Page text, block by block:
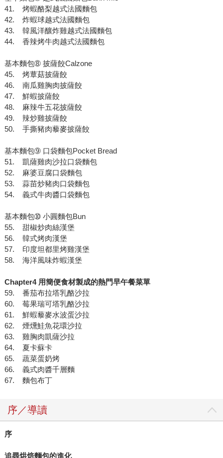
41. 烤蝦酪梨越式法國麵包
42. 炸蝦球越式法國麵包
43. 韓風洋釀炸雞越式法國麵包
44. 香辣烤牛肉越式法國麵包
基本麵包➇ 披薩餃Calzone
45. 烤蕈菇披薩餃
46. 南瓜雞胸肉披薩餃
47. 鮮蝦披薩餃
48. 麻辣牛五花披薩餃
49. 辣炒雞披薩餃
50. 手撕豬肉藜麥披薩餃
基本麵包➈ 口袋麵包Pocket Bread
51. 凱薩雞肉沙拉口袋麵包
52. 麻婆豆腐口袋麵包
53. 蒜苗炒豬肉口袋麵包
54. 義式牛肉醬口袋麵包
基本麵包➉ 小圓麵包Bun
55. 甜椒炒肉絲漢堡
56. 韓式烤肉漢堡
57. 印度坦都里烤雞漢堡
58. 海洋風味炸蝦漢堡
Chapter4 用簡便食材製成的熱門早午餐菜單
59. 番茄布拉塔乳酪沙拉
60. 莓果瑞可塔乳酪沙拉
61. 鮮蝦藜麥水波蛋沙拉
62. 煙燻鮭魚花環沙拉
63. 雞胸肉凱薩沙拉
64. 夏卡蘇卡
65. 蔬菜蛋奶烤
66. 義式肉醬千層麵
67. 麵包布丁
序／導讀
序
追尋烘焙麵包的進化